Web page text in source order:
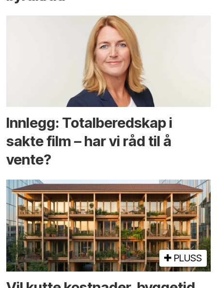
Innlegg: Totalberedskap i
sakte film – har vi råd til å
vente?
PLUSS